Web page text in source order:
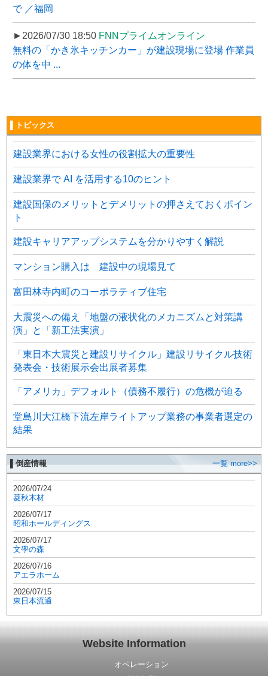
で ／福岡
►2026/07/30 18:50 FNNプライムオンライン
無料の「かき氷キッチンカー」が建設現場に登場 作業員
の体を中 ...
▌トピックス
建設業界における女性の役割拡大の重要性
建設業界で AI を活用する10のヒント
建設国保のメリットとデメリットの押さえておくポイン
ト
建設キャリアアップシステムを分かりやすく解説
マンション購入は 建設中の現場見て
富田林寺内町のコーポラティブ住宅
大震災への備え「地盤の液状化のメカニズムと対策講
演」と「新工法実演」
「東日本大震災と建設リサイクル」建設リサイクル技術
発表会・技術展示会出展者募集
「アメリカ」デフォルト（債務不履行）の危機が迫る
堂島川大江橋下流左岸ライトアップ業務の事業者選定の
結果
▌倒産情報 一覧 more>>
2026/07/24
菱秋木材
2026/07/17
昭和ホールディングス
2026/07/17
文學の森
2026/07/16
アエラホーム
2026/07/15
東日本流通
Website Information
オペレーション